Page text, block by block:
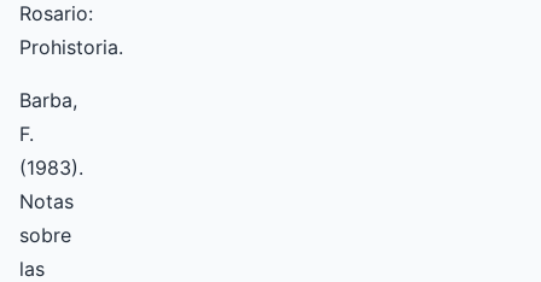
Rosario:
Prohistoria.
Barba,
F.
(1983).
Notas
sobre
las